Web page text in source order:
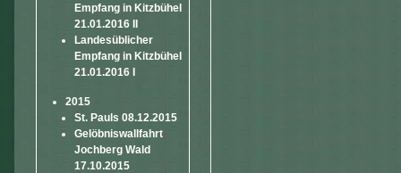
Empfang in Kitzbühel
21.01.2016 II
Landesüblicher
Empfang in Kitzbühel
21.01.2016 I
2015
St. Pauls 08.12.2015
Gelöbniswallfahrt
Jochberg Wald
17.10.2015